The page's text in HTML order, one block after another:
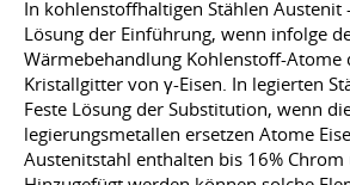
In kohlenstoffhaltigen Stählen Austenit
Lösung der Einführung, wenn infolge
Wärmebehandlung Kohlenstoff-Atome
Kristallgitter von γ-Eisen. In legierten
Feste Lösung der Substitution, wenn
legierungsmetallen ersetzen Atome
Austenitstahl enthalten bis 16% Chrom